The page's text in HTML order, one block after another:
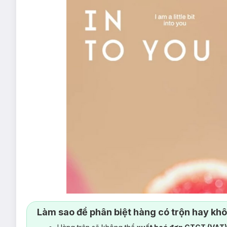
Làm sao để phân biệt hàng có trộn hay